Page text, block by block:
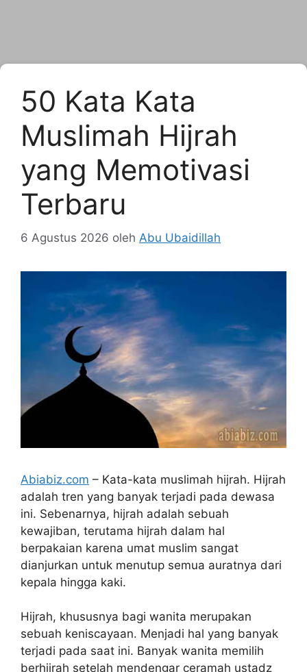
50 Kata Kata
Muslimah Hijrah
yang Memotivasi
Terbaru
6 Agustus 2026 oleh Abu Ubaidillah
Abiabiz.com – Kata-kata muslimah hijrah. Hijrah
adalah tren yang banyak terjadi pada dewasa
ini. Sebenarnya, hijrah adalah sebuah
kewajiban, terutama hijrah dalam hal
berpakaian karena umat muslim sangat
dianjurkan untuk menutup semua auratnya dari
kepala hingga kaki.
Hijrah, khususnya bagi wanita merupakan
sebuah keniscayaan. Menjadi hal yang banyak
terjadi pada saat ini. Banyak wanita memilih
berhijrah setelah mendengar ceramah ustadz